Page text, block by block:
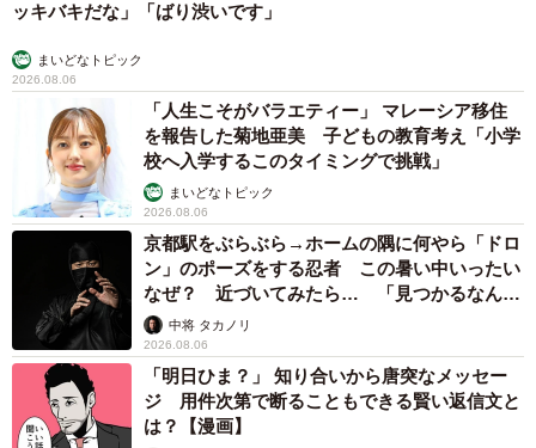
ッキバキだな」「ばり渋いです」
まいどなトピック
2026.08.06
「人生こそがバラエティー」 マレーシア移住
を報告した菊地亜美 子どもの教育考え「小学
校へ入学するこのタイミングで挑戦」
まいどなトピック
2026.08.06
京都駅をぶらぶら→ホームの隅に何やら「ドロ
ン」のポーズをする忍者 この暑い中いったい
なぜ？ 近づいてみたら… 「見つかるなんて
未熟」中将 タカノリ
2026.08.06
「明日ひま？」 知り合いから唐突なメッセー
ジ 用件次第で断ることもできる賢い返信文と
は？【漫画】